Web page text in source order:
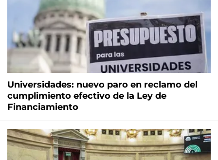
Universidades: nuevo paro en reclamo del
cumplimiento efectivo de la Ley de
Financiamiento